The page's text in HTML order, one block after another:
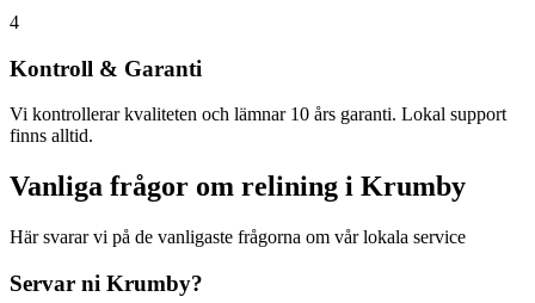
4
Kontroll & Garanti
Vi kontrollerar kvaliteten och lämnar 10 års garanti. Lokal support
finns alltid.
Vanliga frågor om relining i Krumby
Här svarar vi på de vanligaste frågorna om vår lokala service
Servar ni Krumby?